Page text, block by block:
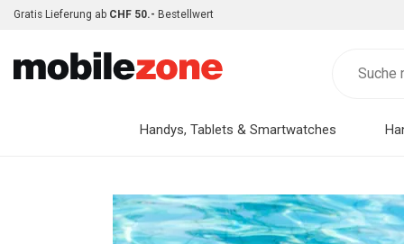
Gratis Lieferung ab CHF 50.- Bestellwert
Handys, Tablets & Smartwatches